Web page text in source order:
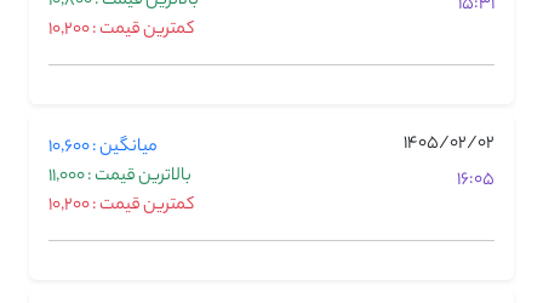
کمترین قیمت : 10,200
1405/02/02
16:05
میانگین : 10,600
بالاترین قیمت : 11,000
کمترین قیمت : 10,200